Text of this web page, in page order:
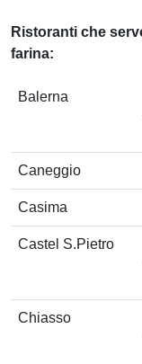
Ristoranti che
farina:
Balerna
Caneggio
Casima
Castel S.Pietro
Chiasso